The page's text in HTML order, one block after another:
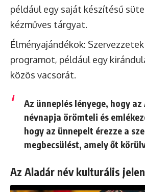
például egy saját készítésű
kézműves tárgyat.
Élményajándékok:
programot, például egy
közös vacsorát.
Az ünneplés lényege, hogy
névnapja örömteli és
hogy az ünnepelt érezze a
megbecsülést, amely őt
Az Aladár név kulturális